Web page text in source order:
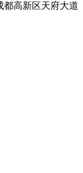
都高新区天府大道